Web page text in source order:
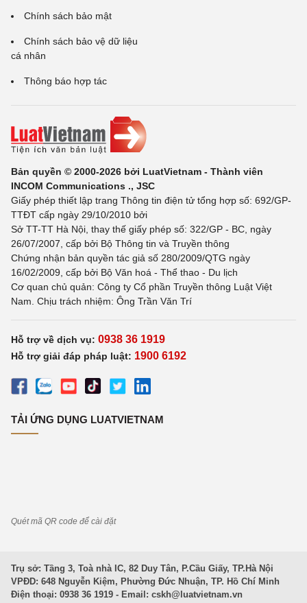
Chính sách bảo mật
Chính sách bảo vệ dữ liệu
cá nhân
Thông báo hợp tác
Bản quyền © 2000-2026 bởi LuatVietnam - Thành viên
INCOM Communications ., JSC
Giấy phép thiết lập trang Thông tin điện tử tổng hợp số: 692/GP-
TTĐT cấp ngày 29/10/2010 bởi
Sở TT-TT Hà Nội, thay thế giấy phép số: 322/GP - BC, ngày
26/07/2007, cấp bởi Bộ Thông tin và Truyền thông
Chứng nhận bản quyền tác giả số 280/2009/QTG ngày
16/02/2009, cấp bởi Bộ Văn hoá - Thể thao - Du lịch
Cơ quan chủ quản: Công ty Cổ phần Truyền thông Luật Việt
Nam. Chịu trách nhiệm: Ông Trần Văn Trí
Hỗ trợ về dịch vụ: 0938 36 1919
Hỗ trợ giải đáp pháp luật: 1900 6192
TẢI ỨNG DỤNG LUATVIETNAM
Quét mã QR code để cài đặt
Trụ sở: Tầng 3, Toà nhà IC, 82 Duy Tân, P.Cầu Giấy, TP.Hà Nội
VPĐD: 648 Nguyễn Kiệm, Phường Đức Nhuận, TP. Hồ Chí Minh
Điện thoại: 0938 36 1919 - Email: cskh@luatvietnam.vn